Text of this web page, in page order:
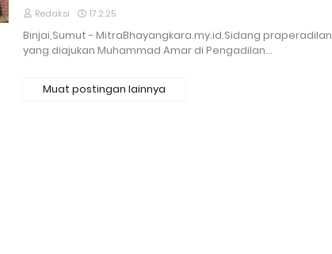
Redaksi 17.2.25
Binjai,Sumut - MitraBhayangkara.my.id.Sidang praperadilan
yang diajukan Muhammad Amar di Pengadilan…
Muat postingan lainnya